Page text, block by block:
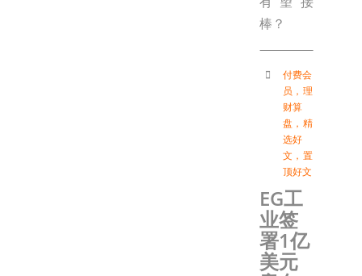
棒？
付费会
员 ， 理
财算
盘 ， 精
选好
文 ， 置
顶好文
EG工
业签
署1亿
美元